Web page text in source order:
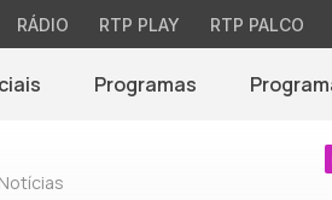
RÁDIO RTP PLAY RTP PALCO
Programas